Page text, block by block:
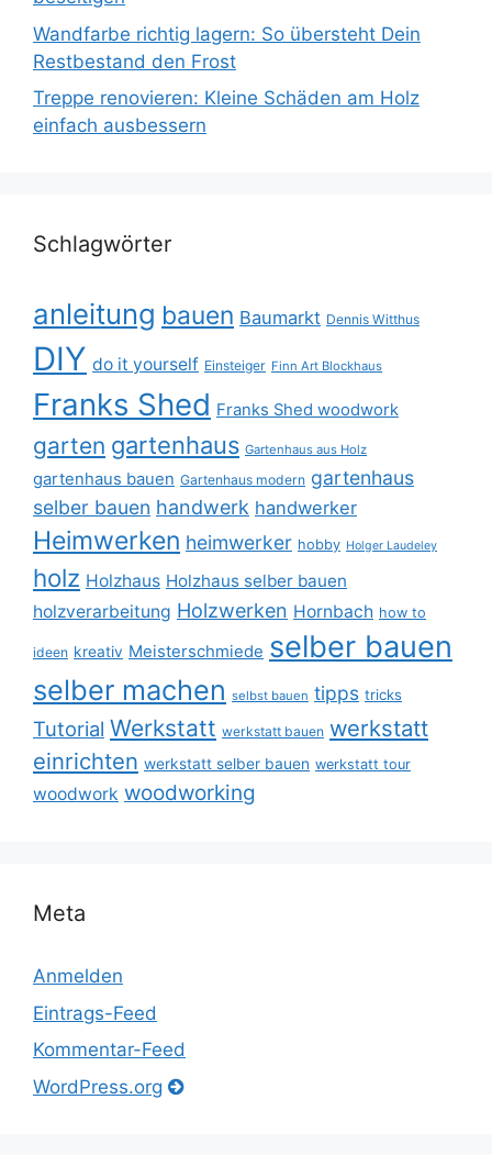
Wandfarbe richtig lagern: So übersteht Dein
Restbestand den Frost
Treppe renovieren: Kleine Schäden am Holz
einfach ausbessern
Schlagwörter
anleitung bauen Baumarkt Dennis Witthus
DIY do it yourself Einsteiger Finn Art Blockhaus
Franks Shed Franks Shed woodwork
garten gartenhaus Gartenhaus aus Holz
gartenhaus bauen Gartenhaus modern gartenhaus
selber bauen handwerk handwerker
Heimwerken heimwerker hobby Holger Laudeley
holz Holzhaus Holzhaus selber bauen
holzverarbeitung Holzwerken Hornbach how to
ideen kreativ Meisterschmiede selber bauen
selber machen selbst bauen tipps tricks
Tutorial Werkstatt werkstatt bauen werkstatt
einrichten werkstatt selber bauen werkstatt tour
woodwork woodworking
Meta
Anmelden
Eintrags-Feed
Kommentar-Feed
WordPress.org